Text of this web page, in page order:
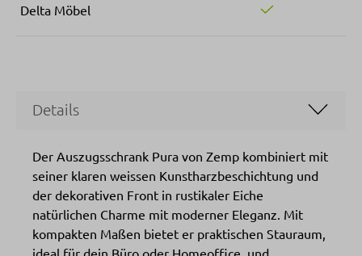
Delta Möbel
Details
Der Auszugsschrank Pura von Zemp kombiniert mit
seiner klaren weissen Kunstharzbeschichtung und
der dekorativen Front in rustikaler Eiche
natürlichen Charme mit moderner Eleganz. Mit
kompakten Maßen bietet er praktischen Stauraum,
ideal für dein Büro oder Homeoffice, und